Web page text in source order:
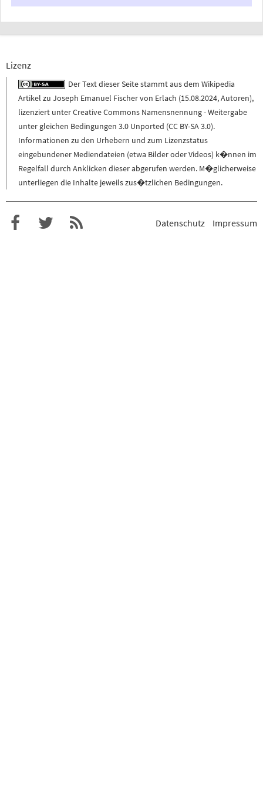
Lizenz
Der Text dieser Seite stammt aus dem Wikipedia
Artikel zu Joseph Emanuel Fischer von Erlach (15.08.2024,Autoren),
lizenziert unterCreative Commons Namensnennung - Weitergabe
unter gleichen Bedingungen 3.0 Unported (CC BY-SA 3.0).
Informationen zu den Urhebern und zum Lizenzstatus
eingebundener Mediendateien (etwa Bilder oder Videos) k�nnen im
Regelfall durch Anklicken dieser abgerufen werden. M�glicherweise
unterliegen die Inhalte jeweils zus�tzlichen Bedingungen.
Datenschutz Impressum